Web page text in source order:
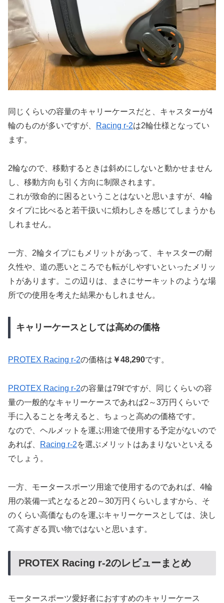
同じくらいの容量のキャリーケースだと、キャスターが4
輪のものが多いですが、
Racing r-2は2輪仕様となってい
ます。
2輪なので、移動するときは斜めにしないと動かせません
し、移動方向も引く方向に制限されます。
これが致命的に困るということはないと思いますが、4輪
タイプに比べると若干扱いに煩わしさを感じてしまうかも
しれません。
一方、2輪タイプにもメリットがあって、キャスターの耐
久性や、道の悪いところでも転がしやすいといったメリッ
トがあります。この辺りは、まさにサーキットのような場
所での使用を考えた結果かもしれません。
キャリーケースとしては高めの価格
PROTEX Racing r-2の価格は ￥48,290です。
PROTEX Racing r-2の容量は79ℓですが、同じくらいの容
量の一般的なキャリーケースであれば2～3万円くらいで
手に入ることを考えると、ちょっと高めの価格です。
なので、ヘルメットを運ぶ用途で使用する予定がないので
あれば、
Racing r-2を選ぶメリットはあまりないといえる
でしょう。
一方、モータースポーツ用途で使用するのであれば、4輪
用の装備一式となると20～30万円くらいしますから、そ
のくらい高価なものを運ぶキャリーケースとしては、決し
て高すぎる買い物ではないと思います。
PROTEX Racing r-2のレビューまとめ
モータースポーツ愛好者におすすめのキャリーケース